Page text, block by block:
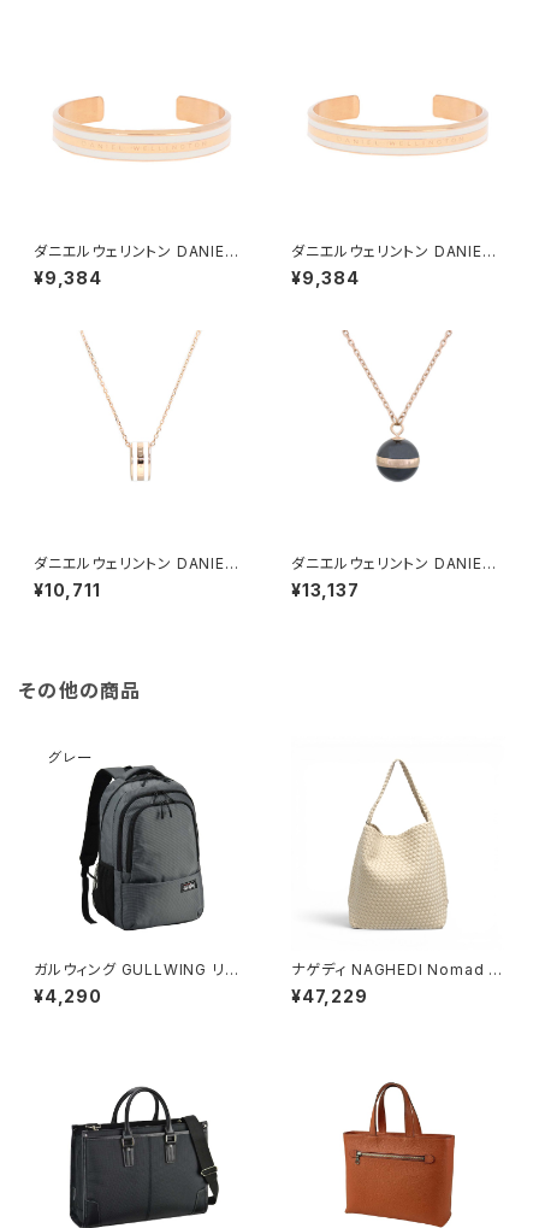
ダニエルウェリントン DANIEL
WELLINGTON バングル ブレ
スレット レディース DW00400
ゴールド ホワイト
¥9,384
ダニエルウェリントン DANIEL
WELLINGTON バングル ブレ
スレット レディース DW00400
ゴールド ホワイト
¥9,384
ダニエルウェリントン DANIEL
WELLINGTON ネックレス レ
ディース DW00400153 エラ
¥10,711
ダニエルウェリントン DANIEL
WELLINGTON ネックレス レ
ディース DW00400156 アス
¥13,137
その他の商品
ガルウィング GULLWING リュ
ック 23L 軽量 大容量 デイパッ
ク 42603-12h メンズ グレー
¥4,290
ナゲディ NAGHEDI Nomad M
edium Hobo ノマド・ミディア
ム・ホーボーバッグ sn04023l
¥47,229